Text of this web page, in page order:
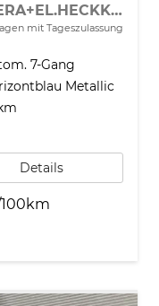
Basis *SOFORT* AHK+KAMERA+EL.HECKKL.+NAVI+SHZ+17 LM
mit Tageszulassung
7-Gang
Metallic
Details